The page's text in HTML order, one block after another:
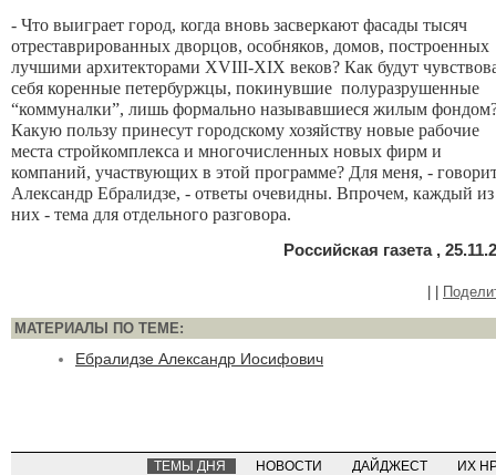
- Что выиграет город, когда вновь засверкают фасады тысяч
отреставрированных дворцов, особняков, домов, построенных
лучшими архитекторами XVIII-XIX веков? Как будут
себя коренные петербуржцы, покинувшие полуразрушенные
“коммуналки”, лишь формально называвшиеся жилым
Какую пользу принесут городскому хозяйству новые рабочие
места стройкомплекса и многочисленных новых фирм и
компаний, участвующих в этой программе? Для меня, -
Александр Ебралидзе, - ответы очевидны. Впрочем, каждый из
них - тема для отдельного разговора.
Российская газета ,
МАТЕРИАЛЫ ПО ТЕМЕ:
Ебралидзе Александр Иосифович
ТЕМЫ ДНЯ НОВОСТИ ДАЙДЖЕСТ ИХ